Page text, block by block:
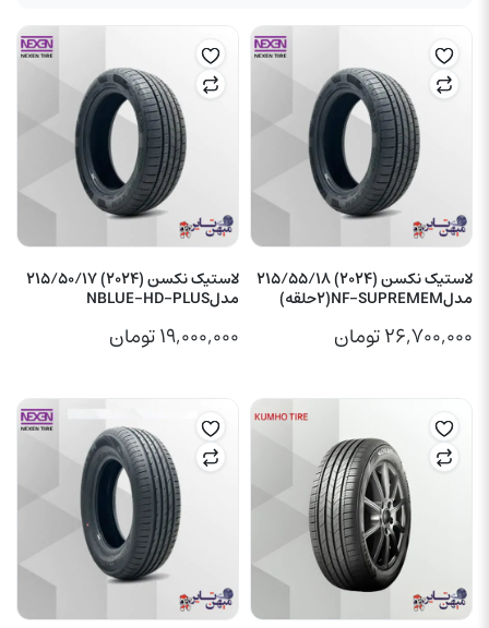
لاستیک نکسن (2024) 215/55/18
مدلNF-SUPREMEM(2حلقه)
۲۶,۷۰۰,۰۰۰تومان
لاستیک نکسن (2024) 215/50/17
مدلNBLUE-HD-PLUS
۱۹,۰۰۰,۰۰۰تومان